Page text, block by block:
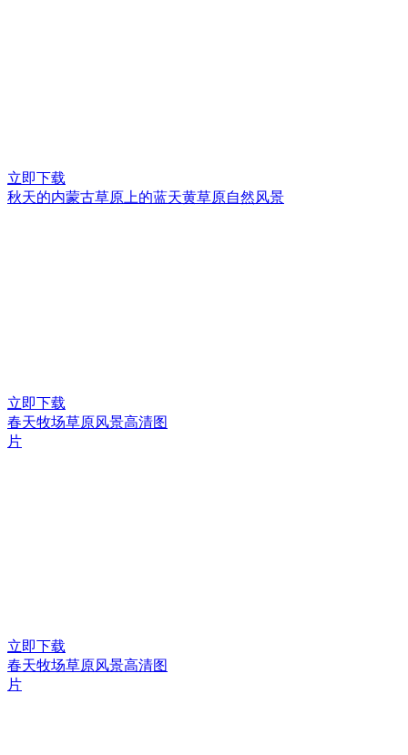
立即下载
秋天的内蒙古草原上的蓝天黄草原自然风景
立即下载
春天牧场草原风景高清图
片
立即下载
春天牧场草原风景高清图
片